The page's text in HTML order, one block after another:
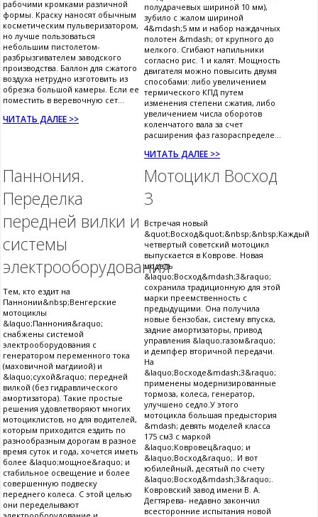
рабочими кромками различной
формы. Краску наносят обычным
косметическим пульверизатором,
но лучше пользоваться
небольшим пистолетом-
разбрызгивателем заводского
производства. Баллон для сжатого
воздуха нетрудно изготовить из
обрезка большой камеры. Если ее
поместить в веревочную сет...
ЧИТАТЬ ДАЛЕЕ >>
полудрачевых шириной 10 мм),
зубило с жалом шириной
4&mdash;5 мм и набор наждачных
полотен &mdash; от крупного до
мелкого. Сгибают напильники
согласно рис. 1 и калят. Мощность
двигателя можно повысить двумя
способами: либо увеличением
термического КПД путем
изменения степени сжатия, либо
увеличением числа оборотов
коленчатого вала за счет
расширения фаз газораспределе...
ЧИТАТЬ ДАЛЕЕ >>
Паннония.
Переделка
передней вилки и
системы
электрооборудования
Тем, кто ездит на
Паннонии&nbsp;Венгерские
мотоциклы
&laquo;Паннония&raquo;
снабжены системой
электрооборудования с
генератором переменного тока
(маховичной магдииой) и
&laquo;сухой&raquo; передней
вилкой (без гидравлического
амортизатора). Такие простые
решения удовлетворяют многих
мотоциклистов, но для водителей,
которым приходится ездить по
разнообразным дорогам в разное
время суток и года, хочется иметь
более &laquo;мощное&raquo; и
стабильное освещение и более
совершенную подвеску
переднего колеса. С этой целью
они переделывают
Мотоцикл Восход
3
Встречая новый
&quot;Восход&quot;&nbsp;&nbsp;Каждый
четвертый советский мотоцикл
выпускается в Коврове. Новая
модель
&laquo;Восход&mdash;3&raquo;
сохранила традиционную для этой
марки преемственность с
предыдущими. Она получила
новые бензобак, систему впуска,
задние амортизаторы, привод
управления &laquo;газом&raquo;
и демпфер вторичной передачи.
На
&laquo;Восходе&mdash;3&raquo;
применены модернизированные
тормоза, колеса, генератор,
улучшено седло.У этого
мотоцикла большая предыстория
&mdash; девять моделей класса
175 см3 с маркой
&laquo;Ковровец&raquo; и
&laquo;Восход&raquo;. И вот
юбилейный, десятый по счету
&laquo;Восход&mdash;3&raquo;.
Ковровский завод имени В. А.
Дегтярева- недавно закончил
всесторонние испытания новой